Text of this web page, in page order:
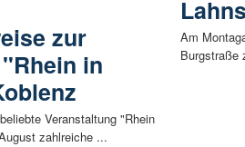
zur
in
Veranstaltung "Rhein
zahlreiche ...
Am
Burgstraße